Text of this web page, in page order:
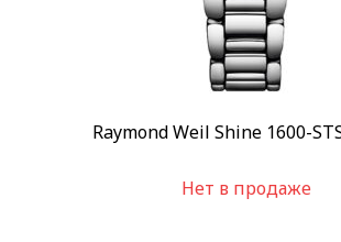
Raymond Weil Shine 1600-
Нет в продаже